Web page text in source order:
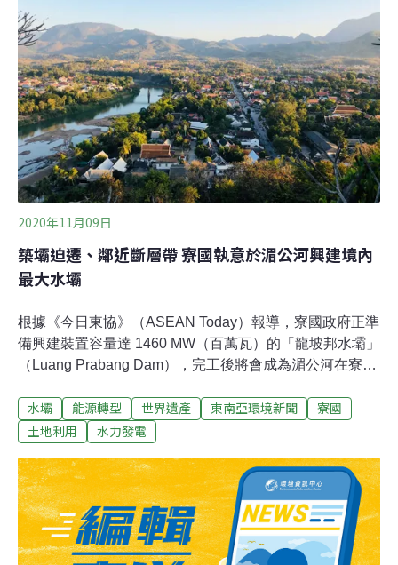
2020年11月09日
築壩迫遷、鄰近斷層帶 寮國執意於湄公河興建境內
最大水壩
根據《今日東協》（ASEAN Today）報導，寮國政府正準
備興建裝置容量達 1460 MW（百萬瓦）的「龍坡邦水壩」
（Luang Prabang Dam），完工後將會成為湄公河在寮國
科文組織（UNESCO）認定的世界襲產（World
Heritage）。這座水壩與其他座落在湄公河流域上的水壩
農業的影響，將衝擊超過6000萬人口的食物來源。湄公河
盆地是全世界淡水魚產量最豐富的地方，佔全球年漁獲量
的15%～25%，為下游沿岸各國帶入數十億美元的產值。
在寮國當地，龍坡邦水壩所在地周遭的其他水力發電計畫
還有許多問題尚待解決，例如座落於南康河（Nam Khan
水壩 能源轉型 世界遺產 東南亞環境新聞
寮國
土地利用
水力發電